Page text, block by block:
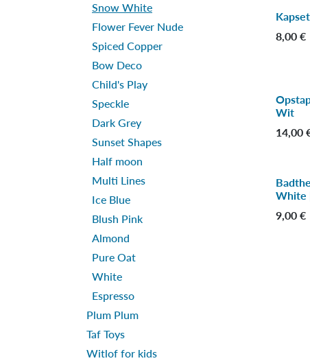
Snow White
Flower Fever Nude
Spiced Copper
Bow Deco
Child's Play
Speckle
Dark Grey
Sunset Shapes
Half moon
Multi Lines
Ice Blue
Blush Pink
Almond
Pure Oat
White
Espresso
Plum Plum
Taf Toys
Witlof for kids
8,00 €
Wit
14,00
White
9,00 €